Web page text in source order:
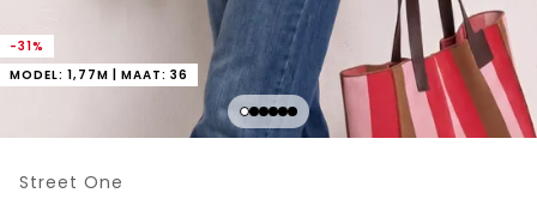
-31%
MODEL: 1,77M | MAAT: 36
Street One